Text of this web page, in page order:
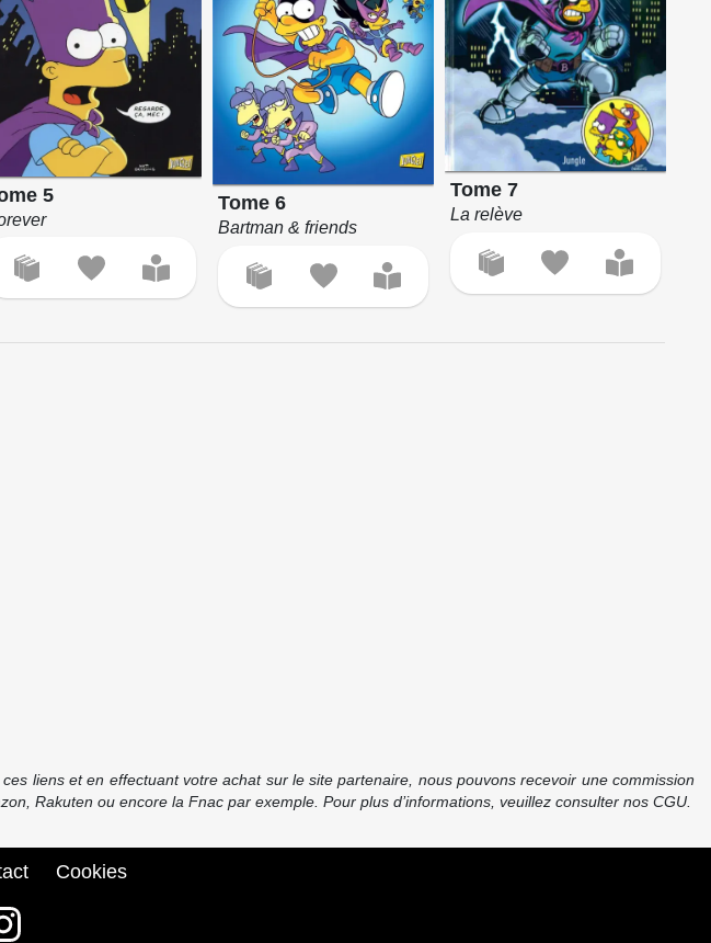
5 Tome 6
Bartman & friends
Tome 7
La relève
liens et en effectuant votre achat sur le site partenaire, nous pouvons recevoir une commission
Rakuten ou encore la Fnac par exemple. Pour plus d’informations, veuillez consulter nos CGU.
Cookies